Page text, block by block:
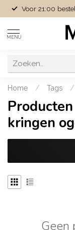
Voor 21:00
MENU
Home / Tags /
kringen
Geen